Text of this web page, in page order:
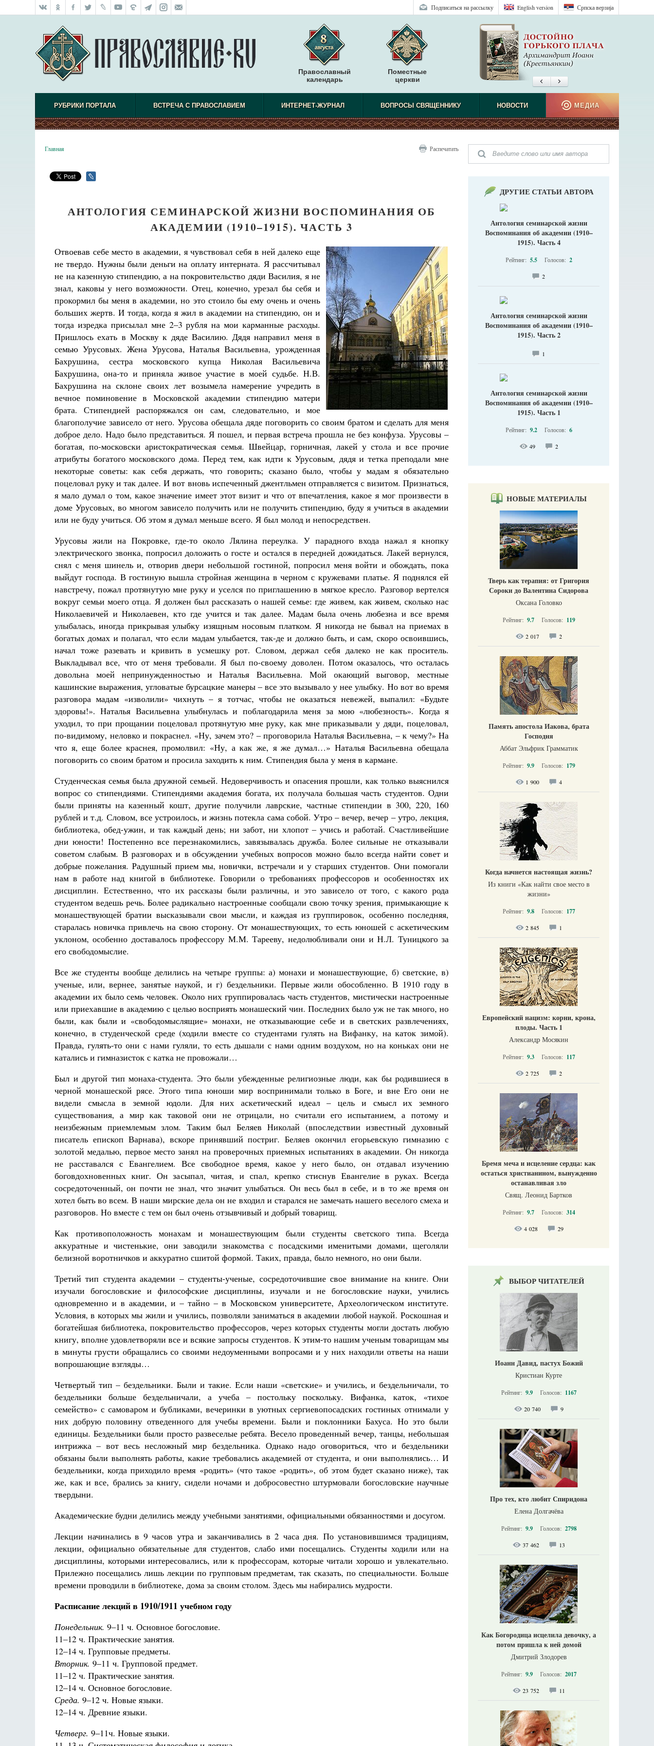
Српска верзиjа
English version
Подписаться на рассылку
Православный
календарь
Поместные
церкви
РУБРИКИ ПОРТАЛА ВСТРЕЧА С ПРАВОСЛАВИЕМ ИНТЕРНЕТ-ЖУРНАЛ ВОПРОСЫ СВЯЩЕННИКУ НОВОСТИ МЕДИА
Главная Распечатать
АНТОЛОГИЯ СЕМИНАРСКОЙ ЖИЗНИ ВОСПОМИНАНИЯ ОБ
АКАДЕМИИ (1910–1915). ЧАСТЬ 3
Отвоевав себе место в академии, я чувствовал себя в ней далеко еще
не твердо. Нужны были деньги на оплату интерната. Я рассчитывал
не на казенную стипендию, а на покровительство дяди Василия, я не
знал, каковы у него возможности. Отец, конечно, урезал бы себя и
прокормил бы меня в академии, но это стоило бы ему очень и очень
больших жертв. И тогда, когда я жил в академии на стипендию, он и
тогда изредка присылал мне 2–3 рубля на мои карманные расходы.
Пришлось ехать в Москву к дяде Василию. Дядя направил меня в
семью Урусовых. Жена Урусова, Наталья Васильевна, урожденная
Бахрушина, сестра московского купца Николая Васильевича
Бахрушина, она-то и приняла живое участие в моей судьбе. Н.В.
Бахрушина на склоне своих лет возымела намерение учредить в
вечное поминовение в Московской академии стипендию матери
брата. Стипендией распоряжался он сам, следовательно, и мое
благополучие зависело от него. Урусова обещала дяде поговорить со своим братом и сделать для меня
доброе дело. Надо было представиться. Я пошел, и первая встреча прошла не без конфуза. Урусовы –
богатая, по-московски аристократическая семья. Швейцар, горничная, лакей у стола и все прочие
атрибуты богатого московского дома. Перед тем, как идти к Урусовым, дядя и тетка преподали мне
некоторые советы: как себя держать, что говорить; сказано было, чтобы у мадам я обязательно
поцеловал руку и так далее. И вот вновь испеченный джентльмен отправляется с визитом. Признаться,
я мало думал о том, какое значение имеет этот визит и что от впечатления, какое я мог произвести в
доме Урусовых, во многом зависело получить или не получить стипендию, буду я учиться в академии
или не буду учиться. Об этом я думал меньше всего. Я был молод и непосредствен.
Урусовы жили на Покровке, где-то около Лялина переулка. У парадного входа нажал я кнопку
электрического звонка, попросил доложить о госте и остался в передней дожидаться. Лакей вернулся,
снял с меня шинель и, отворив двери небольшой гостиной, попросил меня войти и обождать, пока
выйдут господа. В гостиную вышла стройная женщина в черном с кружевами платье. Я поднялся ей
навстречу, пожал протянутую мне руку и уселся по приглашению в мягкое кресло. Разговор вертелся
вокруг семьи моего отца. Я должен был рассказать о нашей семье: где живем, как живем, сколько нас
Николаевичей и Николаевен, кто где учится и так далее. Мадам была очень любезна и все время
улыбалась, иногда прикрывая улыбку изящным носовым платком. Я никогда не бывал на приемах в
богатых домах и полагал, что если мадам улыбается, так-де и должно быть, и сам, скоро освоившись,
начал тоже разевать и кривить в усмешку рот. Словом, держал себя далеко не как проситель.
Выкладывал все, что от меня требовали. Я был по-своему доволен. Потом оказалось, что осталась
довольна моей непринужденностью и Наталья Васильевна. Мой окающий выговор, местные
кашинские выражения, угловатые бурсацкие манеры – все это вызывало у нее улыбку. Но вот во время
разговора мадам «изволили» чихнуть – я тотчас, чтобы не оказаться невежей, выпалил: «Будьте
здоровы!». Наталья Васильевна улыбнулась и поблагодарила меня за мою «любезность». Когда я
уходил, то при прощании поцеловал протянутую мне руку, как мне приказывали у дяди, поцеловал,
по-видимому, неловко и покраснел. «Ну, зачем это? – проговорила Наталья Васильевна, – к чему?» На
что я, еще более краснея, промолвил: «Ну, а как же, я же думал…» Наталья Васильевна обещала
поговорить со своим братом и просила заходить к ним. Стипендия была у меня в кармане.
Студенческая семья была дружной семьей. Недоверчивость и опасения прошли, как только выяснился
вопрос со стипендиями. Стипендиями академия богата, их получала большая часть студентов. Одни
были приняты на казенный кошт, другие получили лаврские, частные стипендии в 300, 220, 160
рублей и т.д. Словом, все устроилось, и жизнь потекла сама собой. Утро – вечер, вечер – утро, лекция,
библиотека, обед-ужин, и так каждый день; ни забот, ни хлопот – учись и работай. Счастливейшие
дни юности! Постепенно все перезнакомились, завязывалась дружба. Более сильные не отказывали
советом слабым. В разговорах и в обсуждении учебных вопросов можно было всегда найти совет и
добрые пожелания. Радушный прием мы, новички, встречали и у старших студентов. Они помогали
нам в работе над книгой в библиотеке. Говорили о требованиях профессоров и особенностях их
дисциплин. Естественно, что их рассказы были различны, и это зависело от того, с какого рода
студентом ведешь речь. Более радикально настроенные сообщали свою точку зрения, примыкающие к
монашествующей братии высказывали свои мысли, и каждая из группировок, особенно последняя,
старалась новичка привлечь на свою сторону. От монашествующих, то есть юношей с аскетическим
уклоном, особенно доставалось профессору М.М. Тарееву, недолюбливали они и Н.Л. Туницкого за
его свободомыслие.
Все же студенты вообще делились на четыре группы: а) монахи и монашествующие, б) светские, в)
ученые, или, вернее, занятые наукой, и г) бездельники. Первые жили обособленно. В 1910 году в
академии их было семь человек. Около них группировалась часть студентов, мистически настроенные
или приехавшие в академию с целью восприять монашеский чин. Последних было уж не так много, но
были, как были и «свободомыслящие» монахи, не отказывающие себе и в светских развлечениях,
конечно, в студенческой среде (ходили вместе со студентами гулять на Вифанку, на каток зимой).
Правда, гулять-то они с нами гуляли, то есть дышали с нами одним воздухом, но на коньках они не
катались и гимназисток с катка не провожали…
Был и другой тип монаха-студента. Это были убежденные религиозные люди, как бы родившиеся в
черной монашеской рясе. Этого типа юноши мир воспринимали только в Боге, и вне Его они не
видели смысла в земной юдоли. Для них аскетический идеал – цель и смысл их земного
существования, а мир как таковой они не отрицали, но считали его испытанием, а потому и
неизбежным приемлемым злом. Таким был Беляев Николай (впоследствии известный духовный
писатель епископ Варнава), вскоре принявший постриг. Беляев окончил егорьевскую гимназию с
золотой медалью, первое место занял на проверочных приемных испытаниях в академии. Он никогда
не расставался с Евангелием. Все свободное время, какое у него было, он отдавал изучению
боговдохновенных книг. Он засыпал, читая, и спал, крепко стиснув Евангелие в руках. Всегда
сосредоточенный, он почти не знал, что значит улыбаться. Он весь был в себе, и в то же время он
хотел быть во всем. В наши мирские дела он не входил и старался не замечать нашего веселого смеха и
разговоров. Но вместе с тем он был очень отзывчивый и добрый товарищ.
Как противоположность монахам и монашествующим были студенты светского типа. Всегда
аккуратные и чистенькие, они заводили знакомства с посадскими именитыми домами, щеголяли
белизной воротничков и аккуратно сшитой формой. Таких, правда, было немного, но они были.
Третий тип студента академии – студенты-ученые, сосредоточившие свое внимание на книге. Они
изучали богословские и философские дисциплины, изучали и не богословские науки, учились
одновременно и в академии, и – тайно – в Московском университете, Археологическом институте.
Условия, в которых мы жили и учились, позволяли заниматься в академии любой наукой. Роскошная и
богатейшая библиотека, покровительство профессоров, через которых студенты могли достать любую
книгу, вполне удовлетворяли все и всякие запросы студентов. К этим-то нашим ученым товарищам мы
в минуты грусти обращались со своими недоуменными вопросами и у них находили ответы на наши
вопрошающие взгляды…
Четвертый тип – бездельники. Были и такие. Если наши «светские» и учились, и бездельничали, то
бездельники больше бездельничали, а учеба – постольку поскольку. Вифанка, каток, «тихое
семейство» с самоваром и бубликами, вечеринки в уютных сергиевопосадских гостиных отнимали у
них добрую половину отведенного для учебы времени. Были и поклонники Бахуса. Но это были
единицы. Бездельники были просто развеселые ребята. Весело проведенный вечер, танцы, небольшая
интрижка – вот весь несложный мир бездельника. Однако надо оговориться, что и бездельники
обязаны были выполнять работы, какие требовались академией от студента, и они выполнялись… И
бездельники, когда приходило время «родить» (что такое «родить», об этом будет сказано ниже), так
же, как и все, брались за книгу, сидели ночами и добросовестно штурмовали богословские научные
твердыни.
Академические будни делились между учебными занятиями, официальными обязанностями и досугом.
Лекции начинались в 9 часов утра и заканчивались в 2 часа дня. По установившимся традициям,
лекции, официально обязательные для студентов, слабо ими посещались. Студенты ходили или на
дисциплины, которыми интересовались, или к профессорам, которые читали хорошо и увлекательно.
Прилежно посещались лишь лекции по групповым предметам, так сказать, по специальности. Больше
времени проводили в библиотеке, дома за своим столом. Здесь мы набирались мудрости.
Расписание лекций в 1910/1911 учебном году
Понедельник. 9–11 ч. Основное богословие.
11–12 ч. Практические занятия.
12–14 ч. Групповые предметы.
Вторник. 9–11 ч. Групповой предмет.
11–12 ч. Практические занятия.
12–14 ч. Основное богословие.
Среда. 9–12 ч. Новые языки.
12–14 ч. Древние языки.
Четверг. 9–11ч. Новые языки.
ДРУГИЕ СТАТЬИ АВТОРА
Антология семинарской жизни
Воспоминания об академии (1910–
1915). Часть 4
Рейтинг: 5.5 Голосов: 2
2
Антология семинарской жизни
Воспоминания об академии (1910–
1915). Часть 2
1
Антология семинарской жизни
Воспоминания об академии (1910–
1915). Часть 1
Рейтинг: 9.2 Голосов: 6
49 2
НОВЫЕ МАТЕРИАЛЫ
Тверь как терапия: от Григория
Сороки до Валентина Сидорова
Оксана Головко
Рейтинг: 9.7 Голосов: 119
2 017 2
Память апостола Иакова, брата
Господня
Аббат Эльфрик Грамматик
Рейтинг: 9.9 Голосов: 179
1 900 4
Когда начнется настоящая жизнь?
Из книги «Как найти свое место в
жизни​»
Рейтинг: 9.8 Голосов: 177
2 845 1
Европейский нацизм: корни, крона,
плоды. Часть 1
Александр Мосякин
Рейтинг: 9.3 Голосов: 117
2 725 2
Бремя меча и исцеление сердца: как
остаться христианином, вынужденно
останавливая зло
Свящ. Леонид Бартков
Рейтинг: 9.7 Голосов: 314
4 028 29
ВЫБОР ЧИТАТЕЛЕЙ
Иоанн Давид, пастух Божий
Кристиан Курте
Рейтинг: 9.9 Голосов: 1167
20 740 9
Про тех, кто любит Спиридона
Елена Долгачёва
Рейтинг: 9.9 Голосов: 2798
37 462 13
Как Богородица исцелила девочку, а
потом пришла к ней домой
Дмитрий Злодорев
Рейтинг: 9.9 Голосов: 2017
23 752 11